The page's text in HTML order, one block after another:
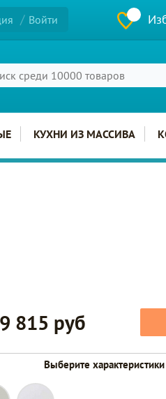
Войти
КУХНИ ИЗ МАССИВА
815 руб
Выберите характеристики